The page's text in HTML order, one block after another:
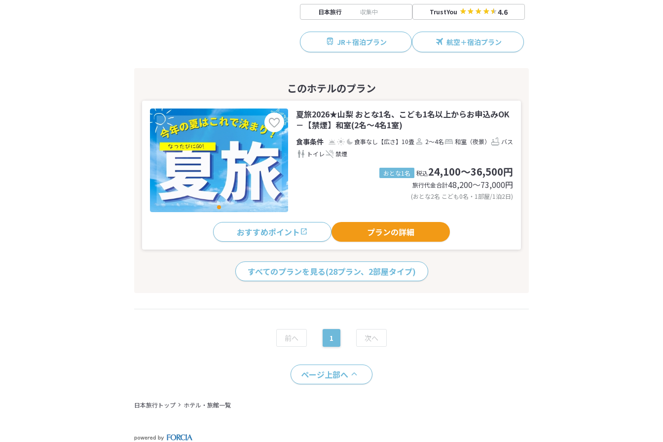
日本旅行 収集中 TrustYou 4.6
JR＋宿泊プラン 航空＋宿泊プラン
夏旅2026★山梨 おとな1名、こども1名以上からお申込みOK
－【禁煙】和室(2名～4名1室)
食事なし 【広さ】10畳 2～4名 和室（夜景）
バス
トイレ
禁煙
おとな1名 税込24,100～36,500円
旅行代金合計48,200〜73,000円
(おとな2名 こども0名・1部屋/1泊2日)
おすすめポイント プランの詳細
すべてのプランを見る(28プラン、2部屋タイプ)
1
ページ上部へ
日本旅行トップ ホテル・旅館一覧